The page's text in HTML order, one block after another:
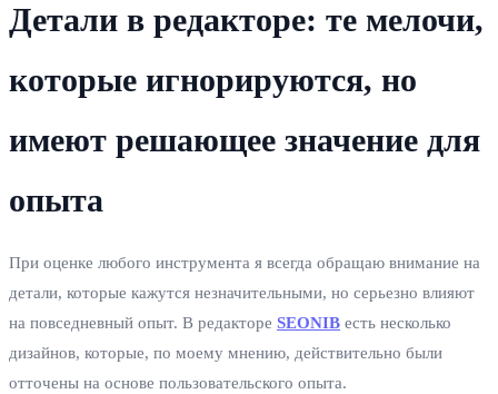
Детали в редакторе: те мелочи,
которые игнорируются, но
имеют решающее значение для
опыта
При оценке любого инструмента я всегда обращаю внимание на
детали, которые кажутся незначительными, но серьезно влияют
на повседневный опыт. В редакторе SEONIB есть несколько
дизайнов, которые, по моему мнению, действительно были
отточены на основе пользовательского опыта.